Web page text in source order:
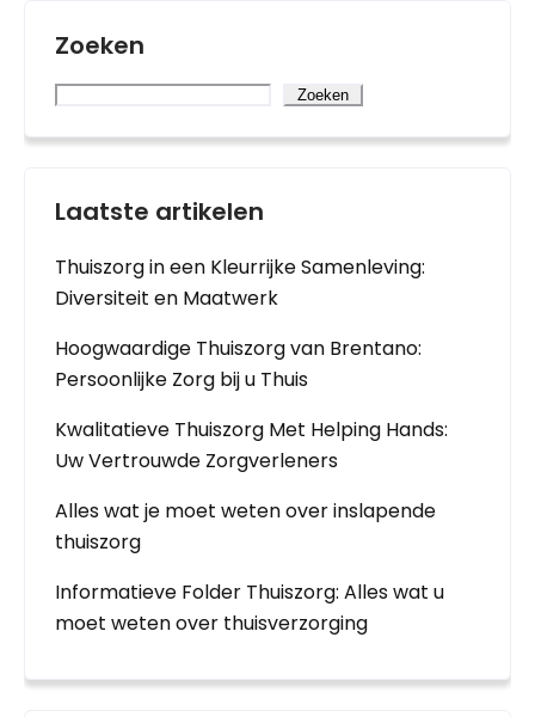
Zoeken
Zoeken
Laatste artikelen
Thuiszorg in een Kleurrijke Samenleving:
Diversiteit en Maatwerk
Hoogwaardige Thuiszorg van Brentano:
Persoonlijke Zorg bij u Thuis
Kwalitatieve Thuiszorg Met Helping Hands:
Uw Vertrouwde Zorgverleners
Alles wat je moet weten over inslapende
thuiszorg
Informatieve Folder Thuiszorg: Alles wat u
moet weten over thuisverzorging